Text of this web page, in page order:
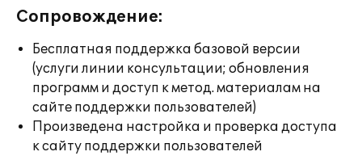
Сопровождение:
Бесплатная поддержка базовой версии
(услуги линии консультации; обновления
программ и доступ к метод. материалам на
сайте поддержки пользователей)
Произведена настройка и проверка доступа
к сайту поддержки пользователей